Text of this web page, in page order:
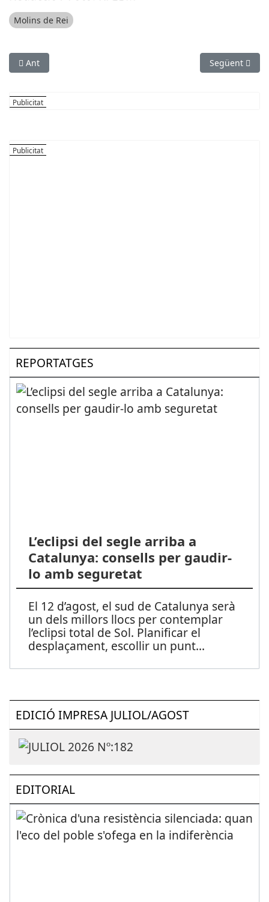
Molins de Rei
Article anterior: ESPORTS (VOLEIBOL, SUPERLLIGA 2
Ant Article
Següent
REPORTATGES
L’eclipsi del segle arriba a
Catalunya: consells per gaudir-
lo amb seguretat
El 12 d’agost, el sud de Catalunya serà
un dels millors llocs per contemplar
l’eclipsi total de Sol. Planificar el
desplaçament, escollir un punt...
EDICIÓ IMPRESA JULIOL/AGOST
EDITORIAL